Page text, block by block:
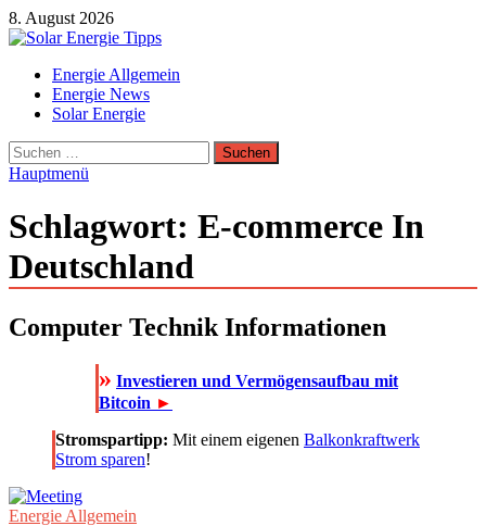
Zum
Inhalt
8. August 2026
Solar Energie Tipps
Solar Energie und Photovoltaik Informationen und Tipps
Energie Allgemein
Energie News
Solar Energie
Suchen
nach:
Hauptmenü
Schlagwort: E-commerce In
Deutschland
Computer Technik Informationen
» Investieren und Vermögensaufbau mit
Bitcoin ►
Stromspartipp: Mit einem eigenen Balkonkraftwerk
Strom sparen!
Energie Allgemein